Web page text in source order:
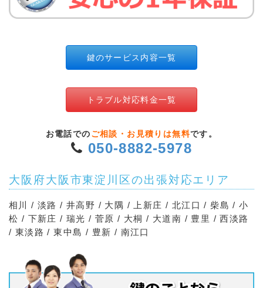
鍵のサービス内容一覧
トラブル対応料金一覧
お電話での ご相談・お見積りは無料です。
050-8882-5978
大阪府大阪市東淀川区の出張対応エリア
相川 / 淡路 / 井高野 / 大隅 / 上新庄 / 北江口 / 柴島 / 小
松 / 下新庄 / 瑞光 / 菅原 / 大桐 / 大道南 / 豊里 / 西淡路
/ 東淡路 / 東中島 / 豊新 / 南江口